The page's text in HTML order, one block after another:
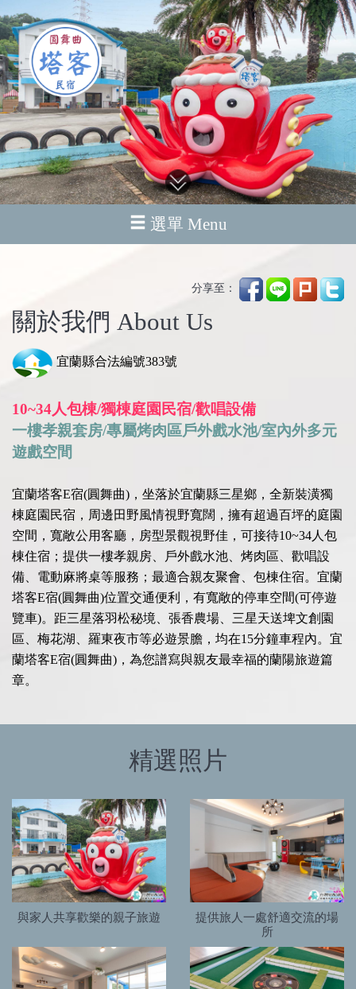
選單 Menu
分享至：
關於我們 About Us
宜蘭縣合法編號383號
10~34人包棟/獨棟庭園民宿/歡唱設備
一樓孝親套房/專屬烤肉區戶外戲水池/室內外多元
遊戲空間
宜蘭塔客E宿(圓舞曲)，坐落於宜蘭縣三星鄉，全新裝潢獨
棟庭園民宿，周邊田野風情視野寬闊，擁有超過百坪的庭園
空間，寬敞公用客廳，房型景觀視野佳，可接待10~34人包
棟住宿；提供一樓孝親房、戶外戲水池、烤肉區、歡唱設
備、電動麻將桌等服務；最適合親友聚會、包棟住宿。宜蘭
塔客E宿(圓舞曲)位置交通便利，有寬敞的停車空間(可停遊
覽車)。距三星落羽松秘境、張香農場、三星天送埤文創園
區、梅花湖、羅東夜市等必遊景膽，均在15分鐘車程內。宜
蘭塔客E宿(圓舞曲)，為您譜寫與親友最幸福的蘭陽旅遊篇
章。
精選照片
與家人共享歡樂的親子旅遊
提供旅人一處舒適交流的場
所